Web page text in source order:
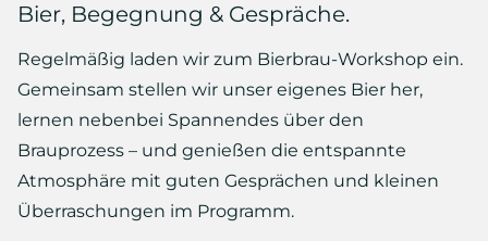
Bier, Begegnung & Gespräche.
Regelmäßig laden wir zum Bierbrau-Workshop ein.
Gemeinsam stellen wir unser eigenes Bier her,
lernen nebenbei Spannendes über den
Brauprozess – und genießen die entspannte
Atmosphäre mit guten Gesprächen und kleinen
Überraschungen im Programm.